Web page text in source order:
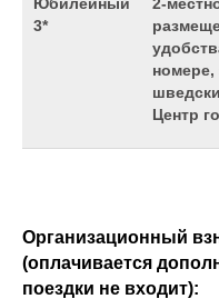
3*
номере,
Центр
Организационный
(оплачивается
поездки не входит):